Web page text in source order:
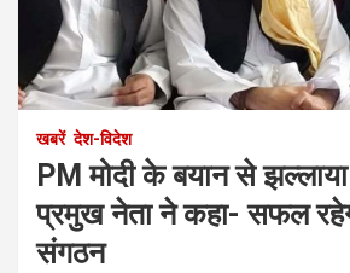
खबरें देश-विदेश
PM मोदी के बयान से झल्लाया
प्रमुख नेता ने कहा- सफल
संगठन